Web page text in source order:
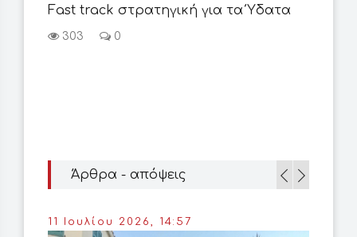
Fast track στρατηγική για τα Ύδατα
303 0
Άρθρα - απόψεις
11 Ιουλίου 2026, 14:57